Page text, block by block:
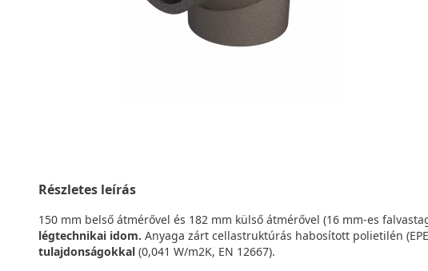
Részletes leírás
150 mm belső átmérővel és 182 mm külső átmérővel (16 mm-es
légtechnikai idom. Anyaga zárt cellastruktúrás habosított polietilén
tulajdonságokkal (0,041 W/m2K, EN 12667).